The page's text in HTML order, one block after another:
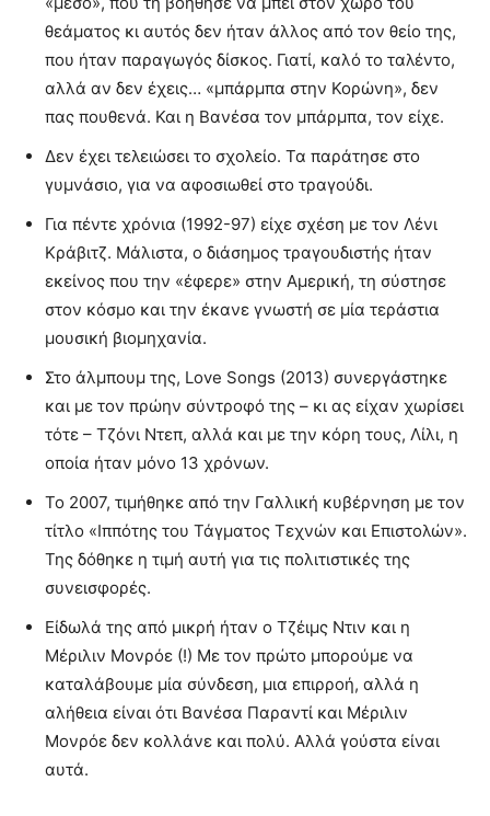
θεάματος κι αυτός δεν ήταν άλλος από τον θείο της,
που ήταν παραγωγός δίσκος. Γιατί, καλό το ταλέντο,
αλλά αν δεν έχεις… «μπάρμπα στην Κορώνη», δεν
πας πουθενά. Και η Βανέσα τον μπάρμπα, τον είχε.
Δεν έχει τελειώσει το σχολείο. Τα παράτησε στο
γυμνάσιο, για να αφοσιωθεί στο τραγούδι.
Για πέντε χρόνια (1992-97) είχε σχέση με τον Λένι
Κράβιτζ. Μάλιστα, ο διάσημος τραγουδιστής ήταν
εκείνος που την «έφερε» στην Αμερική, τη σύστησε
στον κόσμο και την έκανε γνωστή σε μία τεράστια
μουσική βιομηχανία.
Στο άλμπουμ της, Love Songs (2013) συνεργάστηκε
και με τον πρώην σύντροφό της – κι ας είχαν χωρίσει
τότε – Τζόνι Ντεπ, αλλά και με την κόρη τους, Λίλι, η
οποία ήταν μόνο 13 χρόνων.
Το 2007, τιμήθηκε από την Γαλλική κυβέρνηση με τον
τίτλο «Ιππότης του Τάγματος Τεχνών και Επιστολών».
Της δόθηκε η τιμή αυτή για τις πολιτιστικές της
συνεισφορές.
Είδωλά της από μικρή ήταν ο Τζέιμς Ντιν και η
Μέριλιν Μονρόε (!) Με τον πρώτο μπορούμε να
καταλάβουμε μία σύνδεση, μια επιρροή, αλλά η
αλήθεια είναι ότι Βανέσα Παραντί και Μέριλιν
Μονρόε δεν κολλάνε και πολύ. Αλλά γούστα είναι
αυτά.